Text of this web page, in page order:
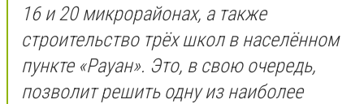
16 и 20 микрорайонах, а также
строительство трёх школ в населённом
пункте «Рауан». Это, в свою очередь,
позволит решить одну из наиболее